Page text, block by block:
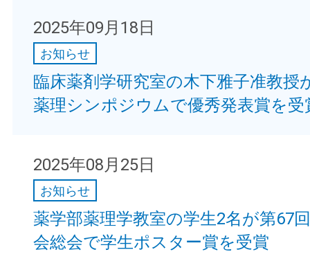
2025年09月18日
お知らせ
臨床薬剤学研究室の木下雅子准教授
薬理シンポジウムで優秀発表賞を受
2025年08月25日
お知らせ
薬学部薬理学教室の学生2名が第67
会総会で学生ポスター賞を受賞